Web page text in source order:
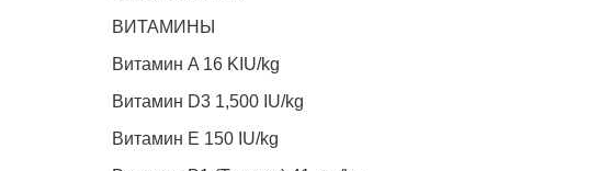
ВИТАМИНЫ
Витамин A 16 KIU/kg
Витамин D3 1,500 IU/kg
Витамин E 150 IU/kg